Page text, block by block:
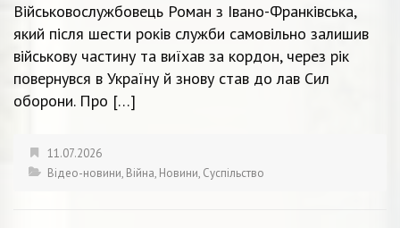
Військовослужбовець Роман з Івано-Франківська,
який після шести років служби самовільно залишив
військову частину та виїхав за кордон, через рік
повернувся в Україну й знову став до лав Сил
оборони. Про […]
11.07.2026
Відео-новини, Війна, Новини, Суспільство